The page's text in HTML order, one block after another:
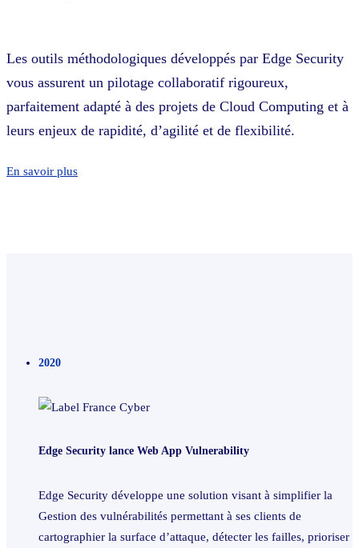
Les outils méthodologiques développés par Edge Security
vous assurent un pilotage collaboratif rigoureux,
parfaitement adapté à des projets de Cloud Computing et à
leurs enjeux de rapidité, d’agilité et de flexibilité.
En savoir plus
2020
Edge Security lance Web App Vulnerability
Edge Security développe une solution visant à simplifier la
Gestion des vulnérabilités permettant à ses clients de
cartographier la surface d’attaque, détecter les failles, prioriser